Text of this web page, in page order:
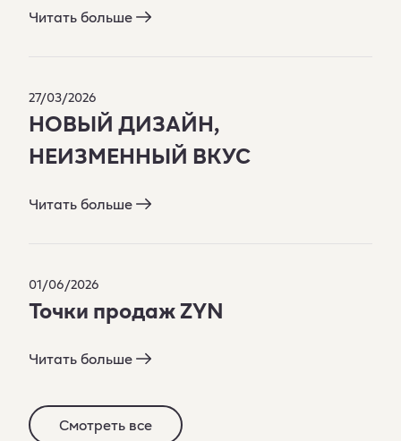
Читать больше
27/03/2026
НОВЫЙ ДИЗАЙН,
НЕИЗМЕННЫЙ ВКУС
Читать больше
01/06/2026
Точки продаж ZYN
Читать больше
Смотреть все